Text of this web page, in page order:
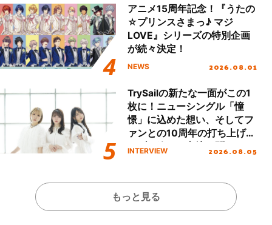
アニメ15周年記念！『うたの
☆プリンスさまっ♪ マジ
LOVE』シリーズの特別企画
が続々決定！
NEWS 2026.08.01
TrySailの新たな一面がこの1
枚に！ニューシングル「憧
憬」に込めた想い、そしてフ
ァンとの10周年の打ち上げラ
イブを終えた心境を聞いた。
INTERVIEW 2026.08.05
もっと見る